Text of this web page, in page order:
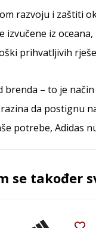
razvoju i zaštiti
izvučene iz
prihvatljivih
brenda – to je
da postignu
potrebe, Adidas
se također